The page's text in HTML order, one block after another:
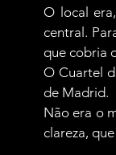
O local
central.
que cobria
O Cuartel
de Madrid.
Não era o
clareza,